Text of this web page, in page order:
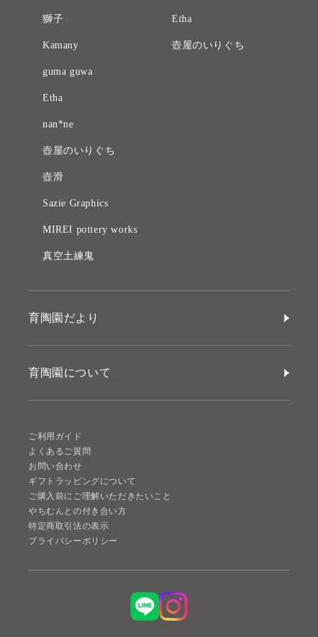
獅子
Kamany
guma guwa
Etha
nan*ne
壺屋のいりぐち
壺滑
Sazie Graphics
MIREI pottery works
真空土練鬼
Etha
壺屋のいりぐち
育陶園だより
育陶園について
ご利用ガイド
よくあるご質問
お問い合わせ
ギフトラッピングについて
ご購入前にご理解いただきたいこと
やちむんとの付き合い方
特定商取引法の表示
プライバシーポリシー